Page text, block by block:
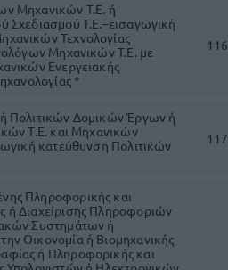
Μηχανικών Τ.Ε. ή
Σχεδιασμού Τ.Ε.–εισαγωγική
Τεχνολογίας
Μηχανικών Τ.Ε. με
Ενεργειακής
*
116
Πολιτικών Δομικών Έργων ή
Τ.Ε. και Μηχανικών
κατεύθυνση Πολιτικών
117
Πληροφορικής και
ή Διαχείρισης Πληροφοριών
Συστημάτων ή
Οικονομία ή Βιομηχανικής
ή Πληροφορικής και